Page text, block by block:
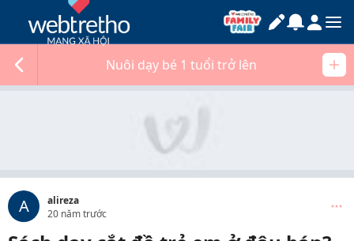
Nuôi dạy bé 1 tuổi trở lên
A
alireza
20 năm trước